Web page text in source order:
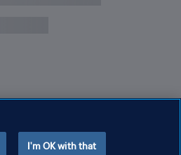
I'm OK with that